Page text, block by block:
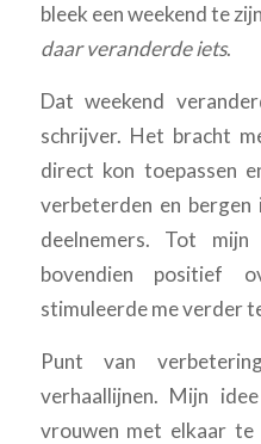
bleek een weekend te
daar veranderde iets.
Dat weekend
schrijver. Het bracht
direct kon toepassen
verbeterden en
deelnemers. Tot
bovendien positief
stimuleerde me verder
Punt van
verhaallijnen. Mijn
vrouwen met elkaar te